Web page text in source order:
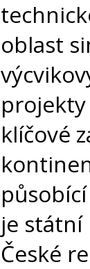
oblast
klíčové
je
České